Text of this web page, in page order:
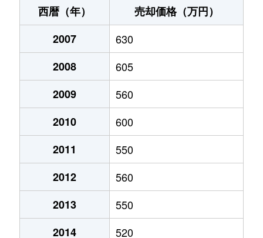
大字鴨庄
厚狭
徒歩11分
大字鴨庄
800万円
1,000万円
1,000万円
大字郡
720万円
新有帆町
660万円
2,000万円
930万円
13,000万円
西暦（年）
売却価格（万円）
2007
630
2008
605
2009
560
2010
600
2011
550
2012
560
2013
550
2014
520